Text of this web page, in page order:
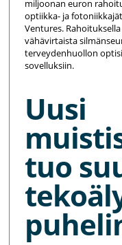
miljoonan euron
optiikka- ja
Ventures.
vähävirtaista
terveydenhuollon
sovelluksiin.
Uusi
tuo